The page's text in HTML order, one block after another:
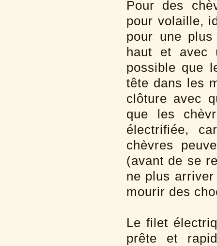
Pour des
pour volaille,
pour une
haut et avec
possible que
tête dans les
clôture avec
que les
électrifiée,
chèvres
(avant de se
ne plus
mourir des
Le filet
prête et